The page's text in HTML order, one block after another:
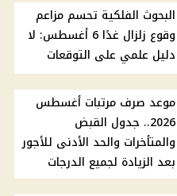
البحوث الفلكية تحسم مزاعم
وقوع زلزال غدًا 6 أغسطس: لا
دليل علمي على التوقعات
موعد صرف مرتبات أغسطس
2026.. جدول القبض
والمتأخرات والحد الأدنى للأجور
بعد الزيادة لجميع الدرجات